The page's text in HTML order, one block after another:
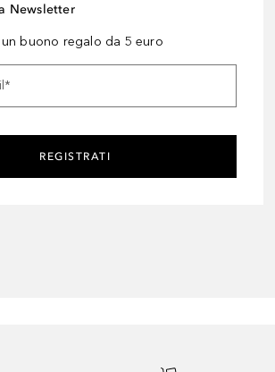
Newsletter
un buono regalo da 5 euro
*
REGISTRATI